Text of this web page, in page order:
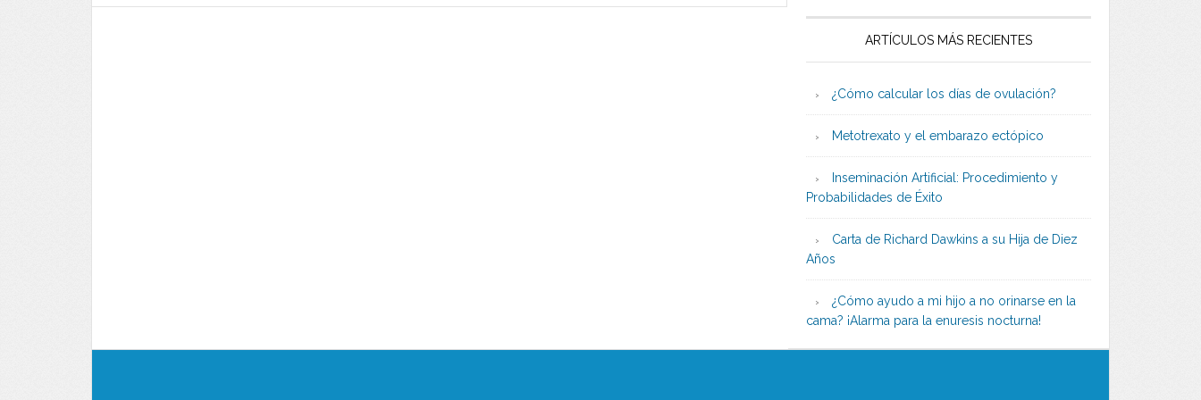
ARTÍCULOS MÁS RECIENTES
¿Cómo calcular los días de ovulación?
Metotrexato y el embarazo ectópico
Inseminación Artificial: Procedimiento y
Probabilidades de Éxito
Carta de Richard Dawkins a su Hija de Diez
Años
¿Cómo ayudo a mi hijo a no orinarse en la
cama? ¡Alarma para la enuresis nocturna!